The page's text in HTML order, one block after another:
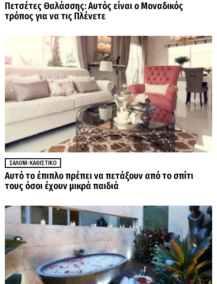
Πετσέτες Θαλάσσης: Αυτός είναι ο Μοναδικός
τρόπος για να τις Πλένετε
ΣΑΛΌΝΙ-ΚΑΘΙΣΤΙΚΌ
Αυτό το έπιπλο πρέπει να πετάξουν από το σπίτι
τους όσοι έχουν μικρά παιδιά